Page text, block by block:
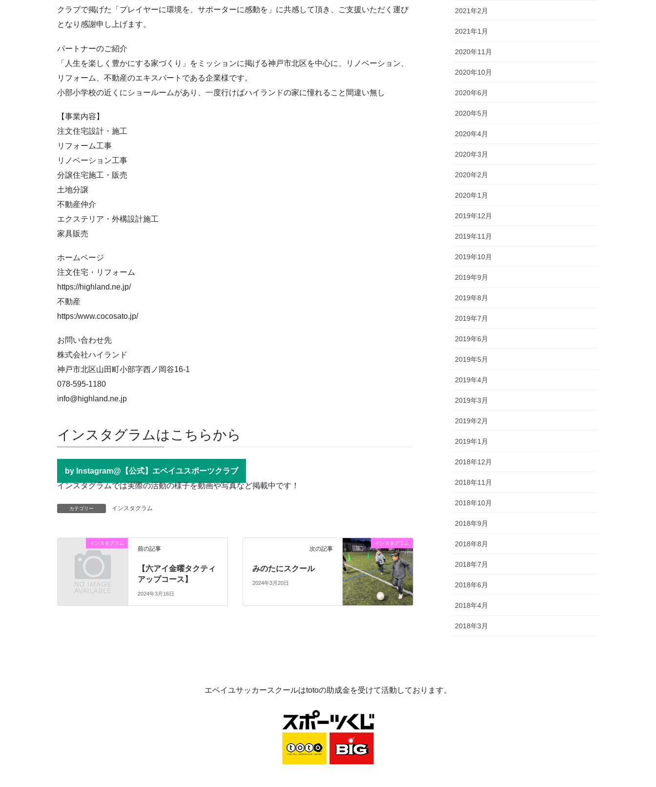
クラブで掲げた「プレイヤーに環境を、サポーターに感動を」に共感して頂き、ご支援いただく運び
となり感謝申し上げます。
️パートナーのご紹介
「人生を楽しく豊かにする家づくり」をミッションに掲げる神戸市北区を中心に、リノベーション、
リフォーム、不動産のエキスパートである企業様です。
小部小学校の近くにショールームがあり、一度行けばハイランドの家に憧れること間違い無し️
【事業内容】
注文住宅設計・施工
リフォーム工事
リノベーション工事
分譲住宅施工・販売
土地分譲
不動産仲介
エクステリア・外構設計施工
家具販売
️ホームページ
注文住宅・リフォーム
https://highland.ne.jp/
不動産
https:/www.cocosato.jp/
️お問い合わせ先
株式会社ハイランド
神戸市北区山田町小部字西ノ岡谷16-1
078-595-1180
info@highland.ne.jp
インスタグラムはこちらから
by Instagram@【公式】エベイユスポーツクラブ
インスタグラムでは実際の活動の様子を動画や写真など掲載中です！
カテゴリー インスタグラム
インスタグラム
前の記事
【六アイ金曜タクティ
アップコース】
2024年3月16日
インスタグラム
次の記事
みのたにスクール
2024年3月20日
2021年2月
2021年1月
2020年11月
2020年10月
2020年6月
2020年5月
2020年4月
2020年3月
2020年2月
2020年1月
2019年12月
2019年11月
2019年10月
2019年9月
2019年8月
2019年7月
2019年6月
2019年5月
2019年4月
2019年3月
2019年2月
2019年1月
2018年12月
2018年11月
2018年10月
2018年9月
2018年8月
2018年7月
2018年6月
2018年4月
2018年3月
エベイユサッカースクールはtotoの助成金を受けて活動してお ります。